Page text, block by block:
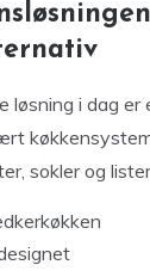
løsning i dag er
sokler og